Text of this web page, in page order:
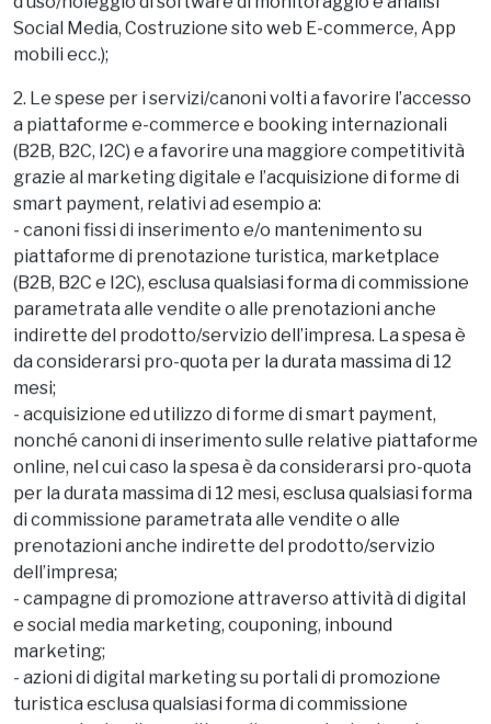
Experience, realizzazione di video promozionali e di
comunicazione aziendale, acquisto licenze
d’uso/noleggio di software di monitoraggio e analisi
Social Media, Costruzione sito web E-commerce, App
mobili ecc.);
2. Le spese per i servizi/canoni volti a favorire l’accesso
a piattaforme e-commerce e booking internazionali
(B2B, B2C, I2C) e a favorire una maggiore competitività
grazie al marketing digitale e l’acquisizione di forme di
smart payment, relativi ad esempio a:
- canoni fissi di inserimento e/o mantenimento su
piattaforme di prenotazione turistica, marketplace
(B2B, B2C e I2C), esclusa qualsiasi forma di commissione
parametrata alle vendite o alle prenotazioni anche
indirette del prodotto/servizio dell’impresa. La spesa è
da considerarsi pro-quota per la durata massima di 12
mesi;
- acquisizione ed utilizzo di forme di smart payment,
nonché canoni di inserimento sulle relative piattaforme
online, nel cui caso la spesa è da considerarsi pro-quota
per la durata massima di 12 mesi, esclusa qualsiasi forma
di commissione parametrata alle vendite o alle
prenotazioni anche indirette del prodotto/servizio
dell’impresa;
- campagne di promozione attraverso attività di digital
e social media marketing, couponing, inbound
marketing;